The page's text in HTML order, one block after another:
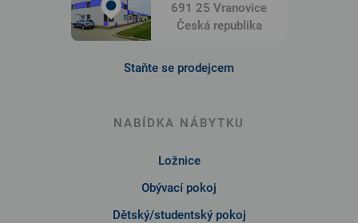
691 25 Vranovice
Česká republika
Staňte se prodejcem
NABÍDKA NÁBYTKU
Ložnice
Obývací pokoj
Dětský/studentský pokoj